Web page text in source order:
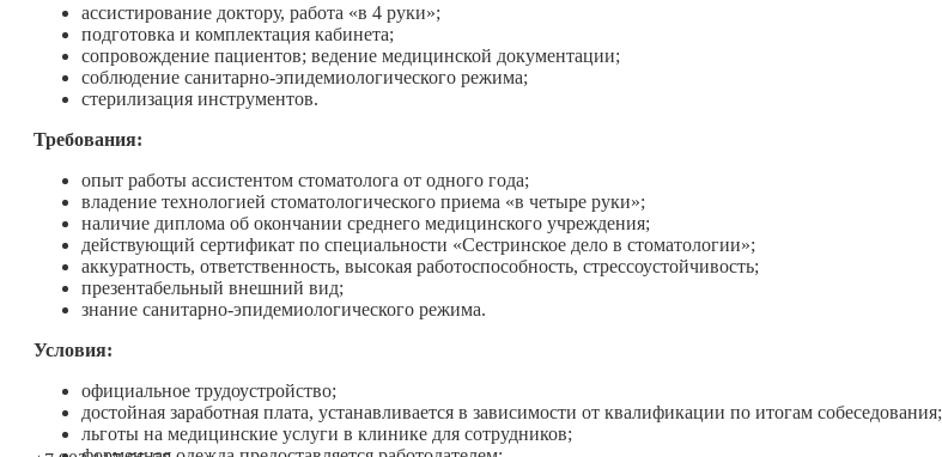
ассистирование доктору, работа «в 4 руки»;
подготовка и комплектация кабинета;
сопровождение пациентов; ведение медицинской документации;
соблюдение санитарно-эпидемиологического режима;
стерилизация инструментов.
Требования:
опыт работы ассистентом стоматолога от одного года;
владение технологией стоматологического приема «в четыре руки»;
наличие диплома об окончании среднего медицинского учреждения;
действующий сертификат по специальности «Сестринское дело в стоматологии»;
аккуратность, ответственность, высокая работоспособность, стрессоустойчивость;
презентабельный внешний вид;
знание санитарно-эпидемиологического режима.
Условия:
официальное трудоустройство;
достойная заработная плата, устанавливается в зависимости от квалификации по итогам собеседования;
льготы на медицинские услуги в клинике для сотрудников;